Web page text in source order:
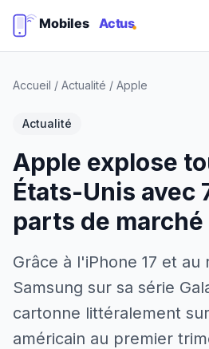
Accueil / Actualité / Apple
Actualité
Apple explose
États-Unis avec
parts de marché
Grâce à l'iPhone 17 et au
Samsung sur sa série
cartonne littéralement
américain au premier